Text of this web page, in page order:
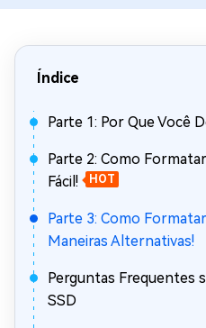
Índice
Parte 1: Por Que Você
Parte 2: Como
Fácil!
HOT
Parte 3: Como
Maneiras Alternativas!
Perguntas Frequentes
SSD